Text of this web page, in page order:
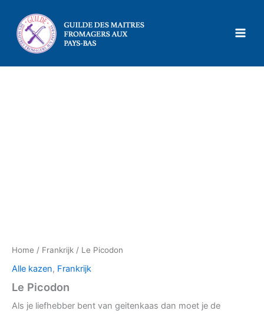
inhoud
Home / Frankrijk / Le Picodon
Alle kazen, Frankrijk
Le Picodon
Als je liefhebber bent van geitenkaas dan moet je de